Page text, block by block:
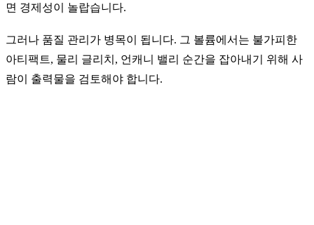
면 경제성이 놀랍습니다.
그러나 품질 관리가 병목이 됩니다. 그 볼륨에서는 불가피한
아티팩트, 물리 글리치, 언캐니 밸리 순간을 잡아내기 위해 사
람이 출력물을 검토해야 합니다.